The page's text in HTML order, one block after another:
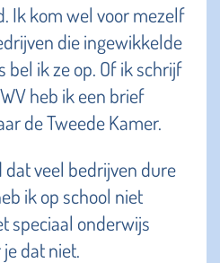
Ik kom wel voor mezelf
die ingewikkelde
bel ik ze op. Of ik schrijf
heb ik een brief
de Tweede Kamer.
veel bedrijven dure
ik op school niet
speciaal onderwijs
dat niet.